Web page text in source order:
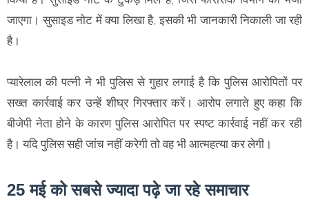
जाएगा। सुसाइड नोट में क्या लिखा है, इसकी भी जानकारी निकाली जा रही
है।
प्यारेलाल की पत्नी ने भी पुलिस से गुहार लगाई है कि पुलिस आरोपितों पर
सख्त कार्रवाई कर उन्हें शीघ्र गिरफ्तार करें। आरोप लगाते हुए कहा कि
बीजेपी नेता होने के कारण पुलिस आरोपित पर स्पष्ट कार्रवाई नहीं कर रही
है। यदि पुलिस सही जांच नहीं करेगी तो वह भी आत्महत्या कर लेगी।
25 मई को सबसे ज्यादा पढ़े जा रहे समाचार